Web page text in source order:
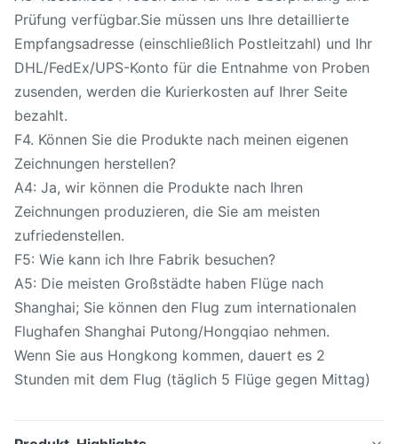
Prüfung verfügbar.Sie müssen uns Ihre detaillierte
Empfangsadresse (einschließlich Postleitzahl) und Ihr
DHL/FedEx/UPS-Konto für die Entnahme von Proben
zusenden, werden die Kurierkosten auf Ihrer Seite
bezahlt.
F4. Können Sie die Produkte nach meinen eigenen
Zeichnungen herstellen?
A4: Ja, wir können die Produkte nach Ihren
Zeichnungen produzieren, die Sie am meisten
zufriedenstellen.
F5: Wie kann ich Ihre Fabrik besuchen?
A5: Die meisten Großstädte haben Flüge nach
Shanghai; Sie können den Flug zum internationalen
Flughafen Shanghai Putong/Hongqiao nehmen.
Wenn Sie aus Hongkong kommen, dauert es 2
Stunden mit dem Flug (täglich 5 Flüge gegen Mittag)